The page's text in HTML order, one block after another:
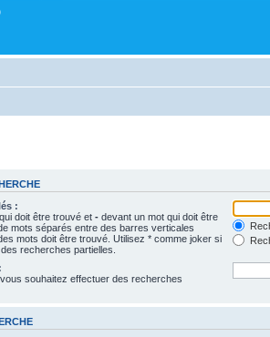
:
doit être trouvé et - devant un mot qui doit être
mots séparés entre des barres verticales
mots doit être trouvé. Utilisez * comme joker si
recherches partielles.
souhaitez effectuer des recherches